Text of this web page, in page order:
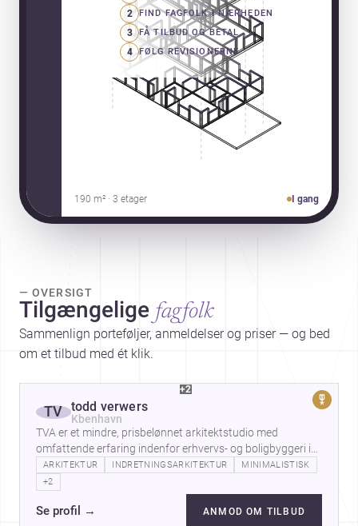
2 FIND FAGFOLK I NÆRHEDEN
3 FÅ TILBUD OG BETAL
4 FØLG REVISIONERNE
190 m² · 3 etager I gang
— OVERSIGT
Tilgængelige fagfolk
Sammenlign porteføljer, anmeldelser og priser — og bed
om et tilbud med ét klik.
+2
TV todd verwers
Kbenhavn
TVA er et mindre, prisbelønnet arkitektstudio med
omfattende erfaring indenfor erhvervs- og boligbyggeri i
Europa og Nordamerika. Ledelsen…
ARKITEKTUR INDRETNINGSARKITEKTUR
MINIMALISTISK
+2
Se profil → ANMOD OM TILBUD